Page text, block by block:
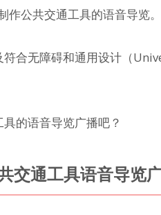
公共交通工具的语音导览。
合无障碍和通用设计（
的语音导览广播吧？
交通工具语音导览